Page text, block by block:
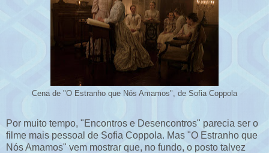
Cena de "O Estranho que Nós Amamos", de Sofia Coppola
Por muito tempo, "Encontros e Desencontros" parecia ser o
filme mais pessoal de Sofia Coppola. Mas "O Estranho que
Nós Amamos" vem mostrar que, no fundo, o posto talvez